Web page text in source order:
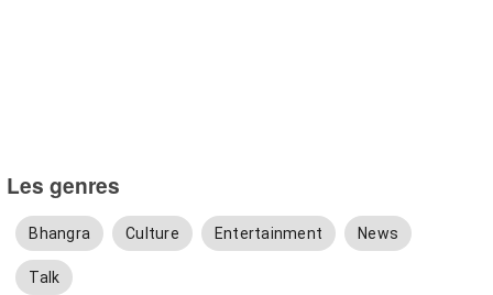
Les genres
Bhangra Culture Entertainment News
Talk